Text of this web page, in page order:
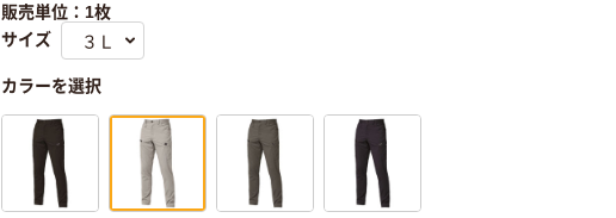
販売単位：1枚
サイズ
カラーを選択